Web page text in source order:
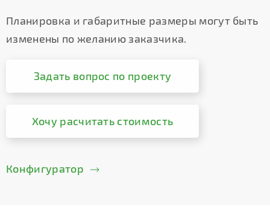
Планировка и габаритные размеры могут быть
изменены по желанию заказчика.
Задать вопрос по проекту
Хочу расчитать стоимость
Конфигуратор